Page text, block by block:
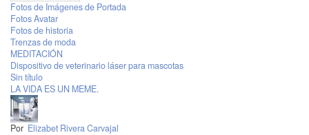
Fotos de Imágenes de Portada
Fotos Avatar
Fotos de historia
Trenzas de moda
MEDITACIÓN
Dispositivo de veterinario láser para mascotas
Sin título
LA VIDA ES UN MEME.
Por Elizabet Rivera Carvajal